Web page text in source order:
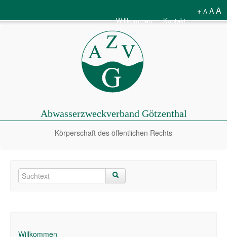
+ A A A
Willkommen Kontakt
Abwasserzweckverband Götzenthal
Körperschaft des öffentlichen Rechts
Willkommen